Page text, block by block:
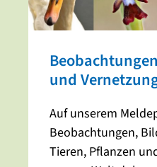
und
Auf unserem
Beobachtungen,
Tieren, Pflanzen